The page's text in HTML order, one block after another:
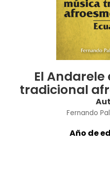
El
tradicional
Fernando
Año de